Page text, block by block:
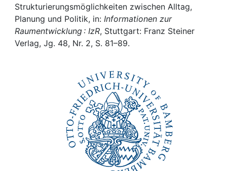
Help
Strukturierungsmöglichkeiten zwischen Alltag,
Planung und Politik, in: Informationen zur
Raumentwicklung : IzR, Stuttgart: Franz Steiner
Verlag, Jg. 48, Nr. 2, S. 81–89.